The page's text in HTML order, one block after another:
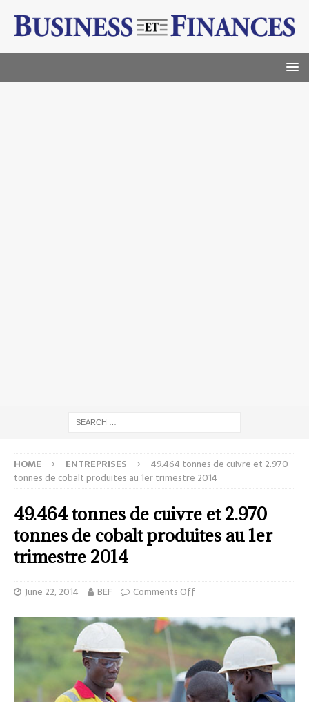
HOME ENTREPRISES
49.464 tonnes de cuivre et 2.970
tonnes de cobalt produites au 1er trimestre 2014
49.464 tonnes de cuivre et 2.970
tonnes de cobalt produites au 1er
trimestre 2014
June 22, 2014 BEF Comments Off